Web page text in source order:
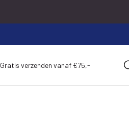
Gratis verzenden vanaf €75,-